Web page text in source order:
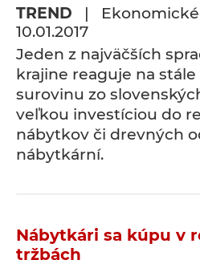
TREND |
10.01.2017
Jeden z najväčších
krajine reaguje na
surovinu zo
veľkou investíciou do
nábytkov či drevných
nábytkární.
Nábytkári sa kúpu v
tržbách